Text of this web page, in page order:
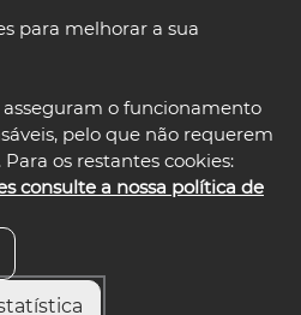
para melhorar a sua
asseguram o funcionamento
pelo que não requerem
os restantes cookies:
consulte a nossa política de
select language